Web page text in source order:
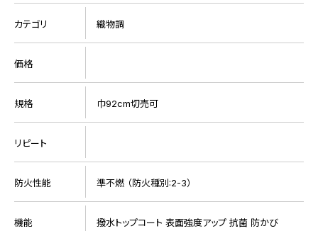
カテゴリ 織物調
価格
規格 巾92cm切売可
リピート
防火性能 準不燃 （防火種別:2-3）
機能 撥水トップコート 表面強度アップ 抗菌 防かび